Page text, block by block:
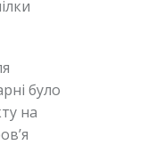
було
на